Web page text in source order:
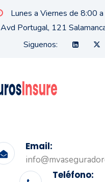
Lunes a Viernes de 8:00
Avd Portugal, 121
Siguenos:
Email:
Teléfono: